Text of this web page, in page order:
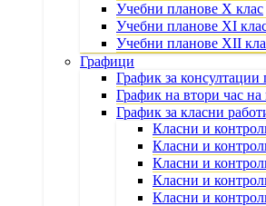
Учебни планове X клас
Учебни планове XI
Учебни планове XII
Графици
График за
График на втори час на
График за класни
Класни и
Класни и
Класни и
Класни и
Класни и